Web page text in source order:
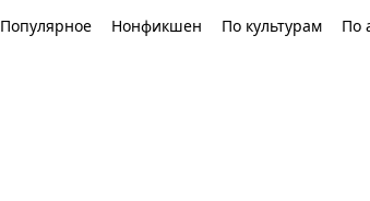
Популярное Нонфикшен По культурам По